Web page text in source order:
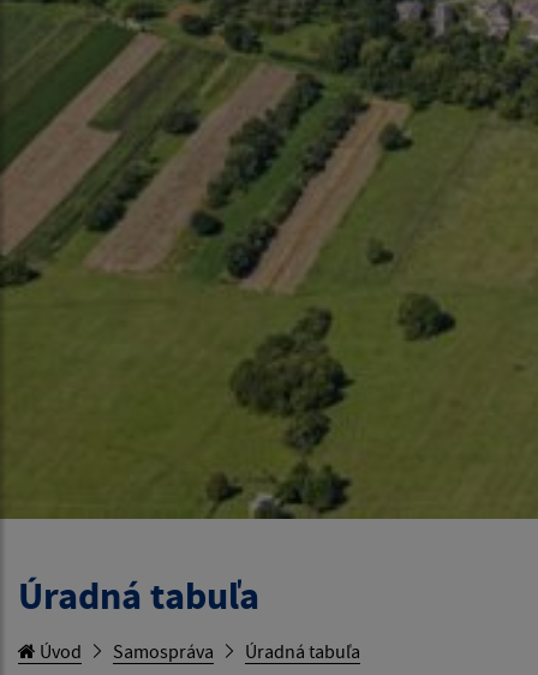
Úradná tabuľa
Úvod Samospráva Úradná tabuľa